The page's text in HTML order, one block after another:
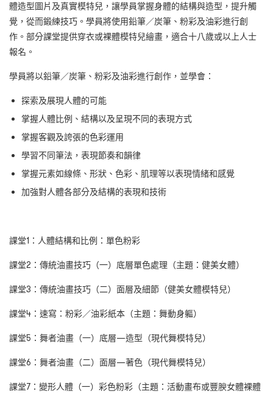
體造型圖片及真實模特兒，讓學員掌握身體的結構與造型，提升觸
覺，從而鍛練技巧。學員將使用鉛筆／炭筆、粉彩及油彩進行創
作。部分課堂提供穿衣或裸體模特兒繪畫，適合十八歲或以上人士
報名。
學員將以鉛筆／炭筆、粉彩及油彩進行創作，並學會：
探索及展現人體的可能
掌握人體比例、結構以及呈現不同的表現方式
掌握客觀及誇張的色彩運用
學習不同筆法，表現節奏和韻律
掌握元素如線條、形狀、色彩、肌理等以表現情緒和感覺
加強對人體各部分及結構的表現和技術
課堂1：人體結構和比例：單色粉彩
課堂2：傳統油畫技巧（一）底層單色處理（主題：健美女體）
課堂3：傳統油畫技巧（二）面層及細節（健美女體模特兒）
課堂4：速寫：粉彩／油彩紙本（主題：舞動身軀）
課堂5：舞者油畫（一）底層—造型（現代舞模特兒）
課堂6：舞者油畫（二）面層—著色（現代舞模特兒）
課堂7：變形人體（一）彩色粉彩（主題：活動畫布或豐腴女體裸體